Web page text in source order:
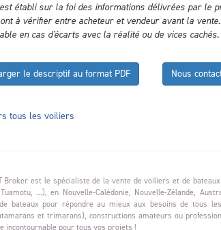
établi sur la foi des informations délivrées par le
à vérifier entre acheteur et vendeur avant la
en cas d'écarts avec la réalité ou de vices cachés.
le descriptif au format PDF Nous
tous les voiliers
Broker est le spécialiste de la vente de voiliers et de
...), en Nouvelle-Calédonie, Nouvelle-Zélande,
bateaux pour répondre au mieux aux besoins de tous
et trimarans), constructions amateurs ou
incontournable pour tous vos projets !